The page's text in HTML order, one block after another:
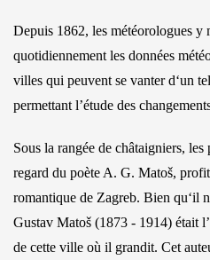
Depuis 1862, les météorologues y
quotidiennement les données
villes qui peuvent se vanter d‘un
permettant l’étude des
Sous la rangée de châtaigniers,
regard du poète A. G. Matoš,
romantique de Zagreb. Bien qu‘il
Gustav Matoš (1873 - 1914) était
de cette ville où il grandit. Cet